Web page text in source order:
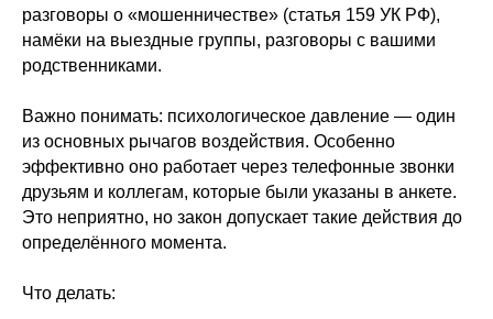
разговоры о «мошенничестве» (статья 159 УК РФ),
намёки на выездные группы, разговоры с вашими
родственниками.
Важно понимать: психологическое давление — один
из основных рычагов воздействия. Особенно
эффективно оно работает через телефонные звонки
друзьям и коллегам, которые были указаны в анкете.
Это неприятно, но закон допускает такие действия до
определённого момента.
Что делать: